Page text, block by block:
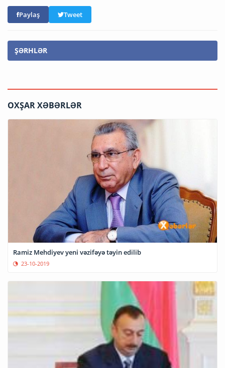
Paylaş Tweet
ŞƏRHLƏR
OXŞAR XƏBƏRLƏR
Ramiz Mehdiyev yeni vəzifəyə təyin edilib
23-10-2019